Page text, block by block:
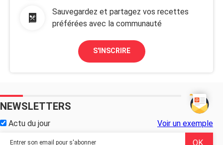
Sauvegardez et partagez vos recettes
préférées avec la communauté
S'INSCRIRE
NEWSLETTERS
Actu du jour Voir un exemple